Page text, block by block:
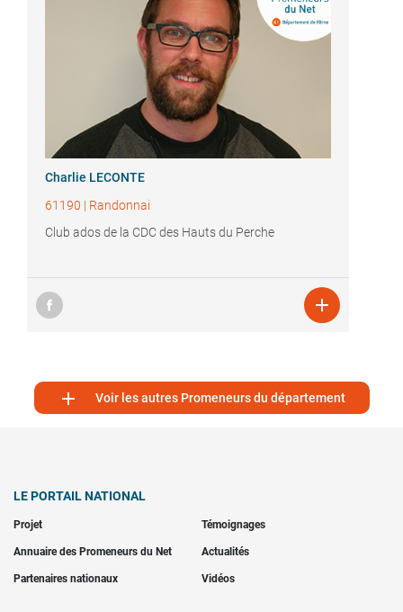
Charlie LECONTE
61190 | Randonnai
Club ados de la CDC des Hauts du Perche

 Voir les autres Promeneurs du département
LE PORTAIL NATIONAL
Projet Témoignages
Annuaire des Promeneurs du Net Actualités
Partenaires nationaux Vidéos